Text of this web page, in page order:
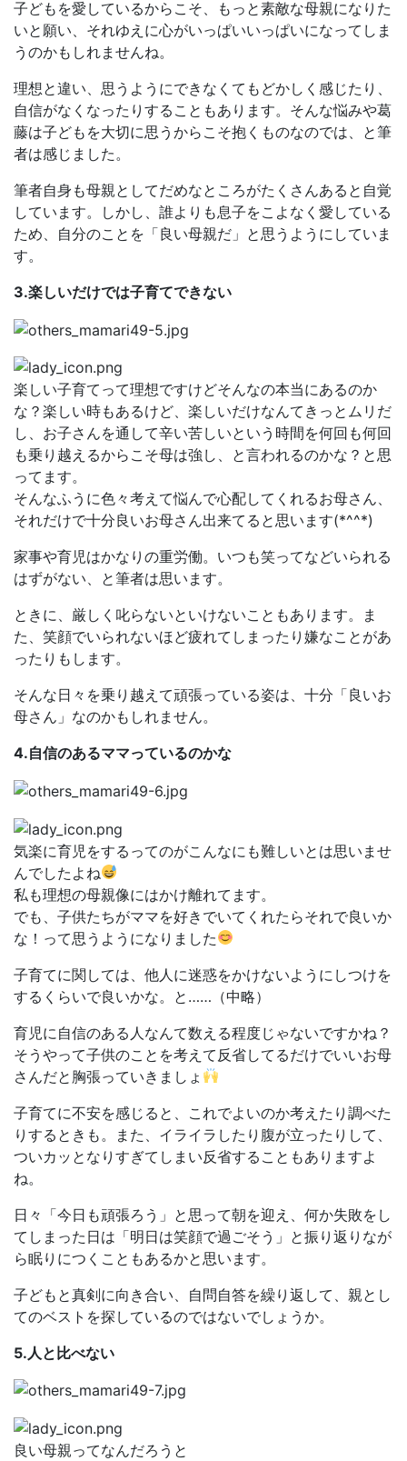
子どもを愛しているからこそ、もっと素敵な母親になりた
いと願い、それゆえに心がいっぱいいっぱいになってしま
うのかもしれませんね。
理想と違い、思うようにできなくてもどかしく感じたり、
自信がなくなったりすることもあります。そんな悩みや葛
藤は子どもを大切に思うからこそ抱くものなのでは、と筆
者は感じました。
筆者自身も母親としてだめなところがたくさんあると自覚
しています。しかし、誰よりも息子をこよなく愛している
ため、自分のことを「良い母親だ」と思うようにしていま
す。
3.楽しいだけでは子育てできない
楽しい子育てって理想ですけどそんなの本当にあるのか
な？楽しい時もあるけど、楽しいだけなんてきっとムリだ
し、お子さんを通して辛い苦しいという時間を何回も何回
も乗り越えるからこそ母は強し、と言われるのかな？と思
ってます。
そんなふうに色々考えて悩んで心配してくれるお母さん、
それだけで十分良いお母さん出来てると思います(*^^*)
家事や育児はかなりの重労働。いつも笑ってなどいられる
はずがない、と筆者は思います。
ときに、厳しく叱らないといけないこともあります。ま
た、笑顔でいられないほど疲れてしまったり嫌なことがあ
ったりもします。
そんな日々を乗り越えて頑張っている姿は、十分「良いお
母さん」なのかもしれません。
4.自信のあるママっているのかな
気楽に育児をするってのがこんなにも難しいとは思いませ
んでしたよね
私も理想の母親像にはかけ離れてます。
でも、子供たちがママを好きでいてくれたらそれで良いか
な！って思うようになりました
子育てに関しては、他人に迷惑をかけないようにしつけを
するくらいで良いかな。と……（中略）
育児に自信のある人なんて数える程度じゃないですかね？
そうやって子供のことを考えて反省してるだけでいいお母
さんだと胸張っていきましょ
子育てに不安を感じると、これでよいのか考えたり調べた
りするときも。また、イライラしたり腹が立ったりして、
ついカッとなりすぎてしまい反省することもありますよ
ね。
日々「今日も頑張ろう」と思って朝を迎え、何か失敗をし
てしまった日は「明日は笑顔で過ごそう」と振り返りなが
ら眠りにつくこともあるかと思います。
子どもと真剣に向き合い、自問自答を繰り返して、親とし
てのベストを探しているのではないでしょうか。
5.人と比べない
良い母親ってなんだろうと